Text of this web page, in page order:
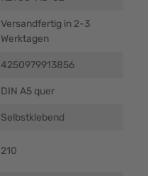
Versandfertig in 2-3
Werktagen
4250979913856
DIN A5 quer
Selbstklebend
210